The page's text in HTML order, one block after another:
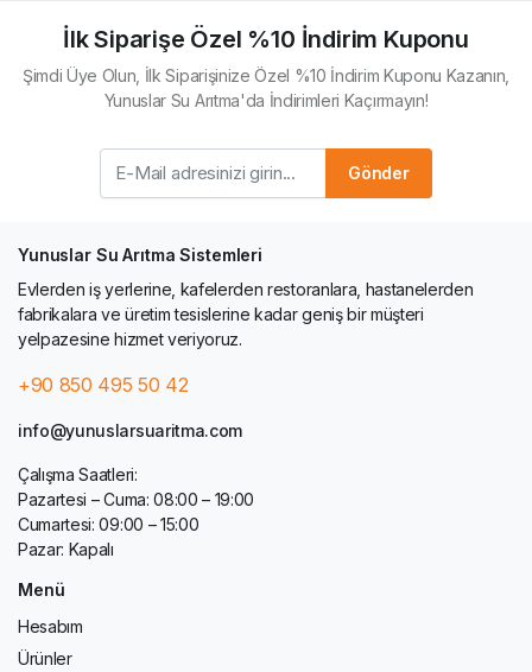
İlk Siparişe Özel %10 İndirim Kuponu
Şimdi Üye Olun, İlk Siparişinize Özel %10 İndirim Kuponu Kazanın,
Yunuslar Su Arıtma'da İndirimleri Kaçırmayın!
Gönder
Yunuslar Su Arıtma Sistemleri
Evlerden iş yerlerine, kafelerden restoranlara, hastanelerden
fabrikalara ve üretim tesislerine kadar geniş bir müşteri
yelpazesine hizmet veriyoruz.
+90 850 495 50 42
info@yunuslarsuaritma.com
Çalışma Saatleri:
Pazartesi – Cuma: 08:00 – 19:00
Cumartesi: 09:00 – 15:00
Pazar: Kapalı
Menü
Hesabım
Ürünler